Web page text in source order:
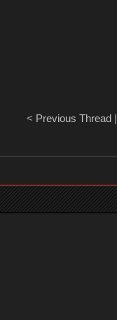
< Previous Thread|